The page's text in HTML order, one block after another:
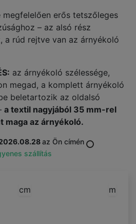
megfelelően erős tetszőleges
– az alsó rész
a rúd rejtve van az árnyékoló
az árnyékoló szélessége,
megad, a komplett árnyékoló
beletartozik az oldalsó
a textil nagyjából 35 mm-rel
maga az árnyékoló.
az Ön címén
szállítás
cm m